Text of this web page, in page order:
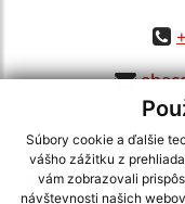
Súbory cookie a ďalšie
vášho zážitku z
vám zobrazovali
návštevnosti našich
využite možnosť
CMS systém (redakčný)